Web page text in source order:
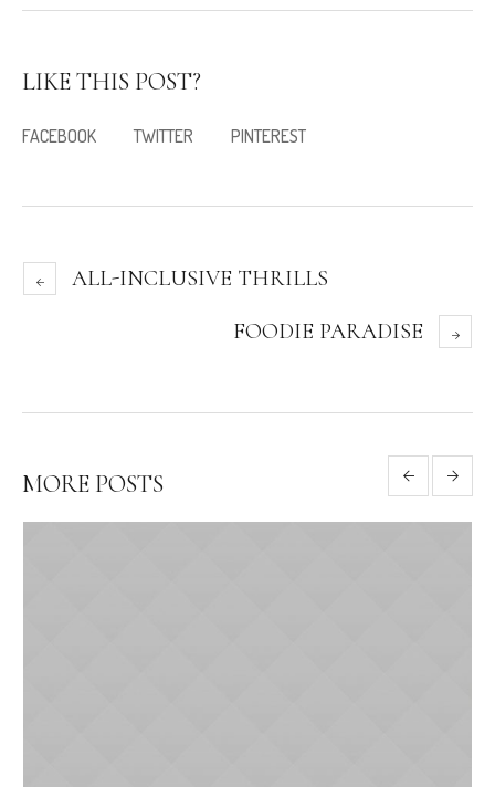
LIKE THIS POST?
FACEBOOK TWITTER PINTEREST
ALL-INCLUSIVE THRILLS
FOODIE PARADISE
MORE POSTS